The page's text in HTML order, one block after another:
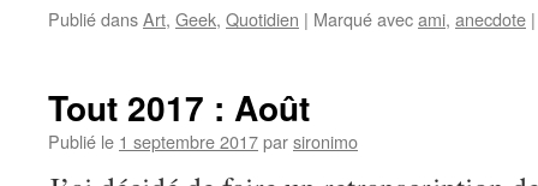
Publié dansArt, Geek, Quotidien | Marqué avecami, anecdote |
Tout 2017 : Août
Publié le 1 septembre 2017parsironimo